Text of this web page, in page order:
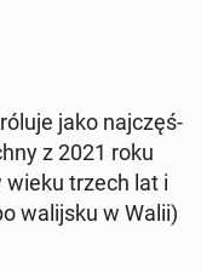
jako na­jczęś­
z 2021 roku
wieku trzech lat i
wal­i­jsku w Walii)